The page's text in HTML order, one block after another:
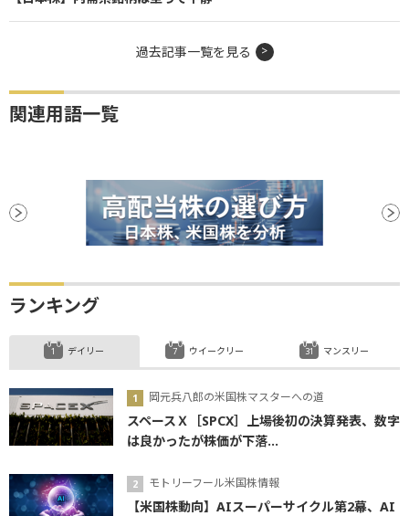
過去記事一覧を見る
関連用語一覧
ランキング
デイリー
岡元兵八郎の米国株マスターへの道
スペースＸ［SPCX］上場後初の決算発表、数字
は良かったが株価が下落...
モトリーフール米国株情報
【米国株動向】AIスーパーサイクル第2幕、AI
ウイークリー マンスリー